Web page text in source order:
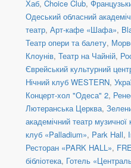
Хаб, Choice Club,
Одеський обласний
театр, Арт-кафе «Шафа»,
Театр опери та балету,
Клоунів, Театр на Чайній,
Єврейський культурний
Нічний клуб WESTERN,
Концерт-хол "Одеса" 2,
Лютеранська Церква,
академічний театр
клуб «Palladium», Park Hall,
Ресторан «PARK HALL»,
бібліотека, Готель